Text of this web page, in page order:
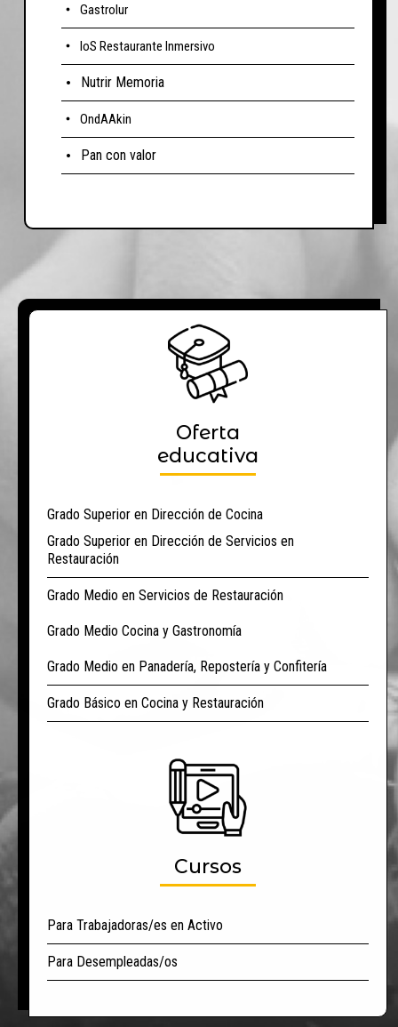
Gastrolur
IoS Restaurante Inmersivo
Nutrir Memoria
OndAAkin
Pan con valor
Oferta
educativa
Grado Superior en Dirección de Cocina
Grado Superior en Dirección de Servicios en
Restauración
Grado Medio en Servicios de Restauración
Grado Medio Cocina y Gastronomía
Grado Medio en Panadería, Repostería y Confitería
Grado Básico en Cocina y Restauración
Cursos
Para Trabajadoras/es en Activo
Para Desempleadas/os